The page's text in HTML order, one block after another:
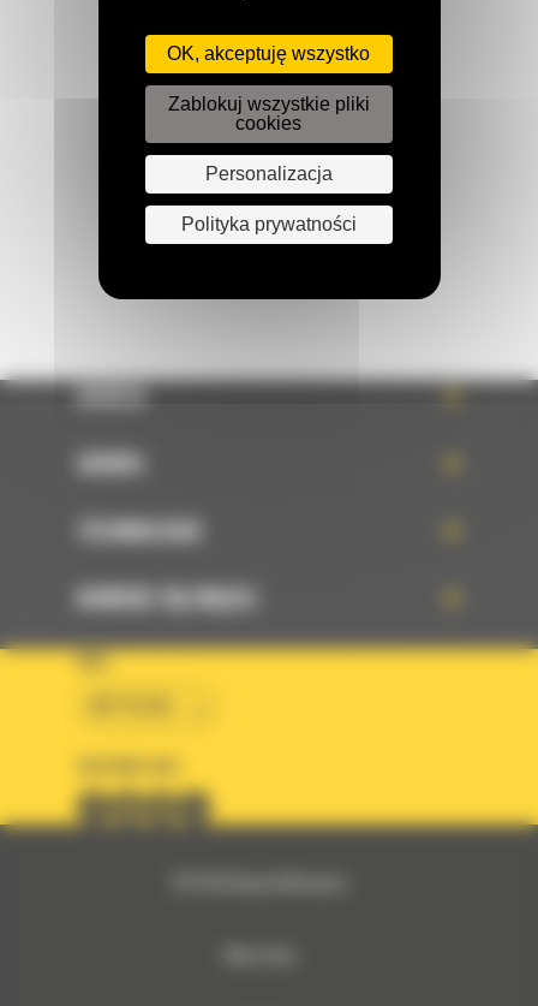
Zadzwoń do nas
122 100 122
Napisz do nas
WYŚLIJ WIADOMOŚĆ
OFERTA
SERWIS
TECHNOLOGIE
DOWIEDZ SIĘ WIĘCEJ
KRAJ
OK, akceptuję wszystko
Zablokuj wszystkie pliki
cookies
Personalizacja
Polityka prywatności